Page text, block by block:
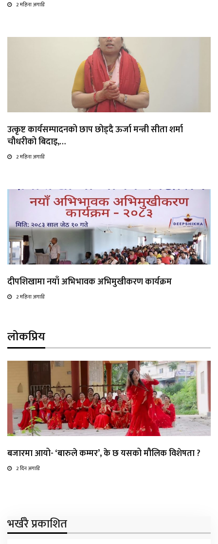
2 महिना अगाडि
उत्कृष्ट कार्यसम्पादनको छाप छोड्दै ऊर्जा मन्त्री सीता शर्मा
चौधरीको बिदाइ,…
2 महिना अगाडि
दीपशिखामा नयाँ अभिभावक अभिमुखीकरण कार्यक्रम
2 महिना अगाडि
लोकप्रिय
बजारमा आयो- ‘बारुले कम्मर’, के छ यसको मौलिक विशेषता ?
2 दिन अगाडि
भर्खरै प्रकाशित